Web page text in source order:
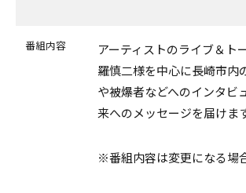
番組内容
アーティストのライブ＆ト
羅慎二様を中心に長崎市内
や被爆者などへのインタビ
来へのメッセージを届けま
※番組内容は変更になる場